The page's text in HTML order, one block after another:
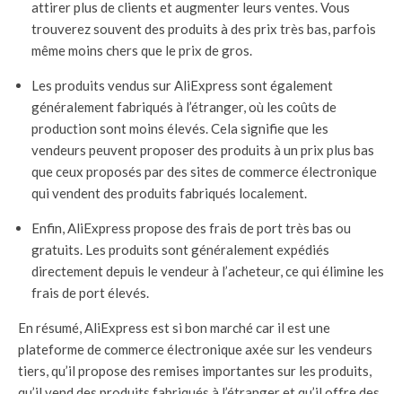
attirer plus de clients et augmenter leurs ventes. Vous
trouverez souvent des produits à des prix très bas, parfois
même moins chers que le prix de gros.
Les produits vendus sur AliExpress sont également
généralement fabriqués à l’étranger, où les coûts de
production sont moins élevés. Cela signifie que les
vendeurs peuvent proposer des produits à un prix plus bas
que ceux proposés par des sites de commerce électronique
qui vendent des produits fabriqués localement.
Enfin, AliExpress propose des frais de port très bas ou
gratuits. Les produits sont généralement expédiés
directement depuis le vendeur à l’acheteur, ce qui élimine les
frais de port élevés.
En résumé, AliExpress est si bon marché car il est une
plateforme de commerce électronique axée sur les vendeurs
tiers, qu’il propose des remises importantes sur les produits,